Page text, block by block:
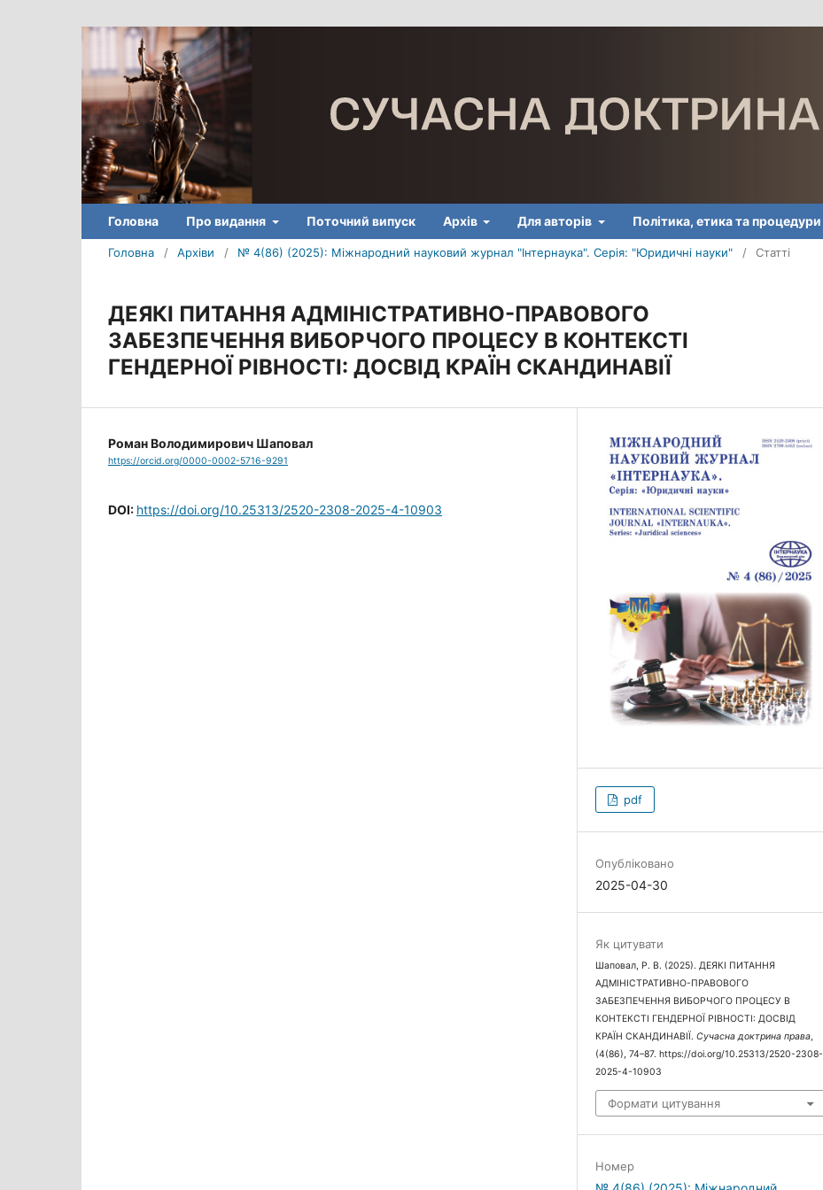
Головна Про видання Поточний випуск Архів Для авторів Політика, етика та процедури
Головна / Архіви / № 4(86) (2025): Міжнародний науковий журнал "Інтернаука". Серія: "Юридичні науки" / Статті
ДЕЯКІ ПИТАННЯ АДМІНІСТРАТИВНО-ПРАВОВОГО
ЗАБЕЗПЕЧЕННЯ ВИБОРЧОГО ПРОЦЕСУ В КОНТЕКСТІ
ГЕНДЕРНОЇ РІВНОСТІ: ДОСВІД КРАЇН СКАНДИНАВІЇ
Роман Володимирович Шаповал
https://orcid.org/0000-0002-5716-9291
DOI: https://doi.org/10.25313/2520-2308-2025-4-10903
pdf
Опубліковано
2025-04-30
Як цитувати
Шаповал, Р. В. (2025). ДЕЯКІ ПИТАННЯ
АДМІНІСТРАТИВНО-ПРАВОВОГО
ЗАБЕЗПЕЧЕННЯ ВИБОРЧОГО ПРОЦЕСУ В
КОНТЕКСТІ ГЕНДЕРНОЇ РІВНОСТІ: ДОСВІД
КРАЇН СКАНДИНАВІЇ.Сучасна доктрина права
(4(86), 74–87. https://doi.org/10.25313/2520-2308-
2025-4-10903
Формати цитування
Номер